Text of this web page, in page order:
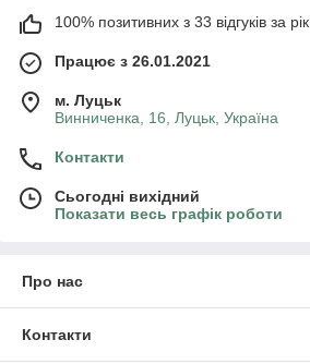
100% позитивних з 33 відгуків за рік
Працює з 26.01.2021
м. Луцьк
Винниченка, 16, Луцьк, Україна
Контакти
Сьогодні вихідний
Показати весь графік роботи
Про нас
Контакти